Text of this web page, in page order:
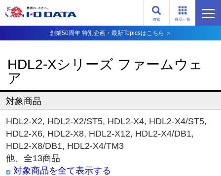
商品一覧
検索
創業50周年 特別企画・最新Topicsはこちら ＞
HDL2-Xシリーズ ファームウェ
ア
対象商品
HDL2-X2, HDL2-X2/ST5, HDL2-X4, HDL2-X4/ST5,
HDL2-X6, HDL2-X8, HDL2-X12, HDL2-X4/DB1,
HDL2-X8/DB1, HDL2-X4/TM3
他、全13商品
対象商品を全て表示する